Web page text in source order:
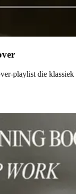
playlist die klassiek